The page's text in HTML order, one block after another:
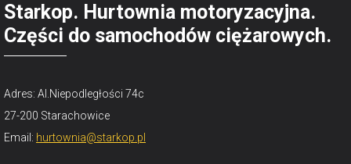
Starkop. Hurtownia motoryzacyjna.
Części do samochodów ciężarowych.
Adres: Al.Niepodległości 74c
27-200 Starachowice
Email: hurtownia@starkop.pl